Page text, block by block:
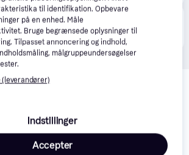
hos 3 butikker, som ikke er
denne kategori.
produkter
til identifikation. Opbevare
på en enhed. Måle
Bruge begrænsede oplysninger til
Tilpasset annoncering og indhold,
målgruppeundersøgelser
(leverandører)
Indstillinger
Accepter